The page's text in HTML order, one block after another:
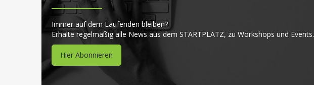
Immer auf dem Laufenden bleiben?
Erhalte regelmäßig alle News aus dem STARTPLATZ, zu Workshops und Events.
Hier Abonnieren